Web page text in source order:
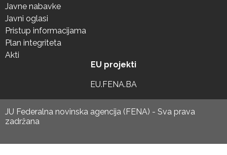
Javne nabavke
Javni oglasi
Pristup informacijama
Plan integriteta
Akti
EU projekti
EU.FENA.BA
JU Federalna novinska agencija (FENA) - Sva prava
zadržana